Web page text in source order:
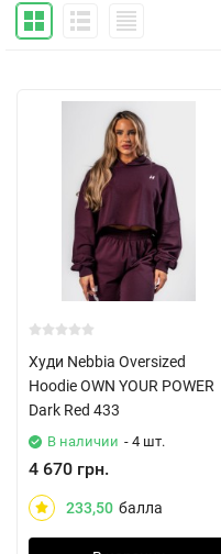
Худи Nebbia Oversized
Hoodie OWN YOUR POWER
Dark Red 433
В наличии - 4 шт.
4 670 грн.
233,50 балла